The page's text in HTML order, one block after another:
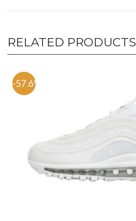
RELATED PRODUCTS
-57.6%